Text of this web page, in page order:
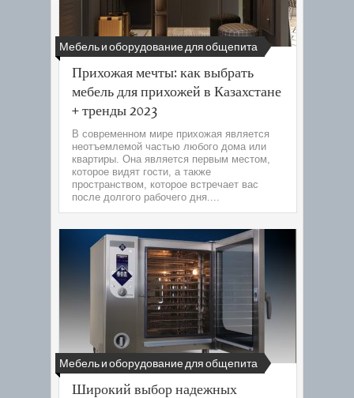
Мебель и оборудование для общепита
Прихожая мечты: как выбрать
мебель для прихожей в Казахстане
+ тренды 2023
В современном мире прихожая является
неотъемлемой частью любого дома или
квартиры. Она является первым местом,
которое видят гости, а также
пространством, которое встречает вас
после долгого рабочего дня....
Мебель и оборудование для общепита
Широкий выбор надежных